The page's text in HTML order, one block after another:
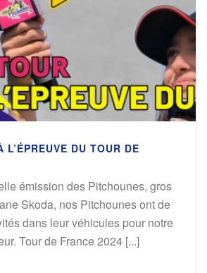
DU TOUR DE
émission des Pitchounes, gros
Skoda, nos Pitchounes ont de
dans leur véhicules pour notre
Tour de France 2024 [...]